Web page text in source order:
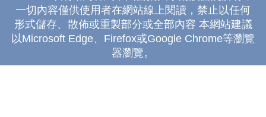
一切內容僅供使用者在網站線上閱讀，禁止以任何
形式儲存、散佈或重製部分或全部內容 本網站建議
以Microsoft Edge、Firefox或Google Chrome等瀏覽
器瀏覽。